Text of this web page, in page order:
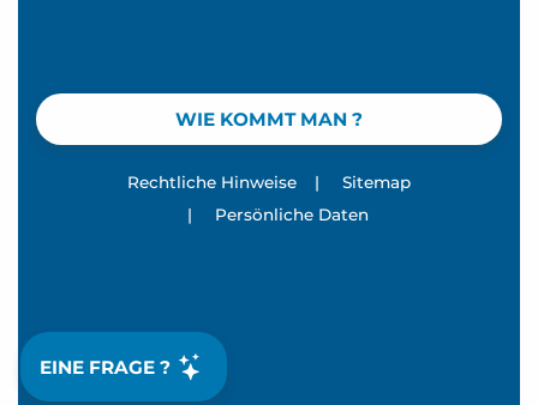
EINE FRAGE ?
WIE KOMMT MAN ?
Rechtliche Hinweise |
Sitemap
|
Persönliche Daten